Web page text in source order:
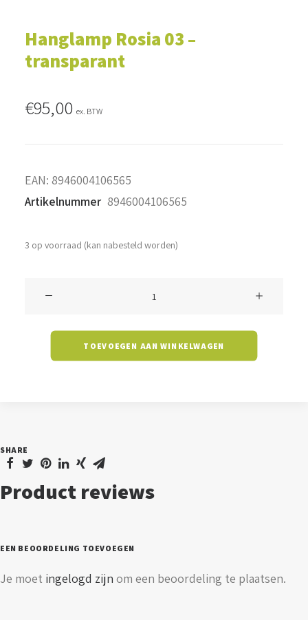
Hanglamp Rosia 03 –
transparant
€95,00 ex. BTW
EAN: 8946004106565
Artikelnummer 8946004106565
3 op voorraad (kan nabesteld worden)
TOEVOEGEN AAN WINKELWAGEN
SHARE
Product reviews
EEN BEOORDELING TOEVOEGEN
Je moet ingelogd zijn om een beoordeling te plaatsen.